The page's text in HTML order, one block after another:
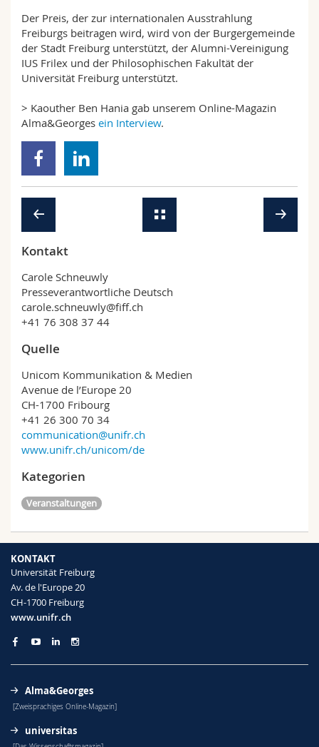
Der Preis, der zur internationalen Ausstrahlung
Freiburgs beitragen wird, wird von der Burgergemeinde
der Stadt Freiburg unterstützt, der Alumni-Vereinigung
IUS Frilex und der Philosophischen Fakultät der
Universität Freiburg unterstützt.
> Kaouther Ben Hania gab unserem Online-Magazin
Alma&Georges ein Interview.
Kontakt
Carole Schneuwly
Presseverantwortliche Deutsch
carole.schneuwly@fiff.ch
+41 76 308 37 44
Quelle
Unicom Kommunikation & Medien
Avenue de l’Europe 20
CH-1700 Fribourg
+41 26 300 70 34
communication@unifr.ch
www.unifr.ch/unicom/de
Kategorien
Veranstaltungen
KONTAKT
Universität Freiburg
Av. de l'Europe 20
CH-1700 Freiburg
www.unifr.ch
Alma&Georges
[Zweisprachiges Online-Magazin]
universitas